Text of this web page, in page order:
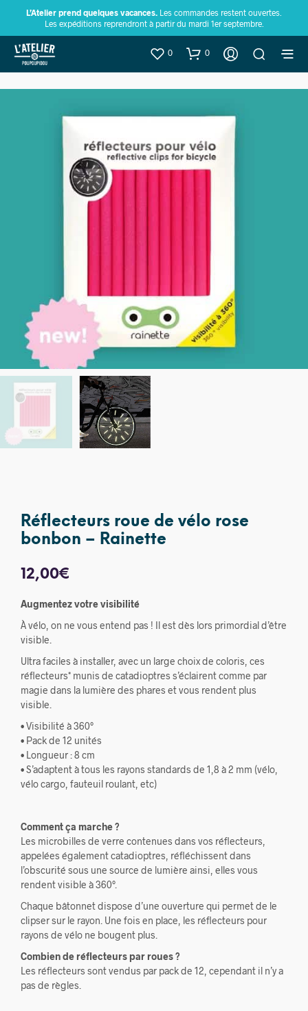
L’Atelier prend quelques vacances. Les commandes restent ouvertes.
Les expéditions reprendront à partir du mardi 1er septembre.
0 0
Réflecteurs roue de vélo rose
bonbon – Rainette
12,00€
Augmentez votre visibilité
À vélo, on ne vous entend pas ! Il est dès lors primordial d’être
visible.
Ultra faciles à installer, avec un large choix de coloris, ces
réflecteurs* munis de catadioptres s’éclairent comme par
magie dans la lumière des phares et vous rendent plus
visible.
• Visibilité à 360°
• Pack de 12 unités
• Longueur : 8 cm
• S’adaptent à tous les rayons standards de 1,8 à 2 mm (vélo,
vélo cargo, fauteuil roulant, etc)
Comment ça marche ?
Les microbilles de verre contenues dans vos réflecteurs,
appelées également catadioptres, réfléchissent dans
l’obscurité sous une source de lumière ainsi, elles vous
rendent visible à 360°.
Chaque bâtonnet dispose d’une ouverture qui permet de le
clipser sur le rayon. Une fois en place, les réflecteurs pour
rayons de vélo ne bougent plus.
Combien de réflecteurs par roues ?
Les réflecteurs sont vendus par pack de 12, cependant il n’y a
pas de règles.